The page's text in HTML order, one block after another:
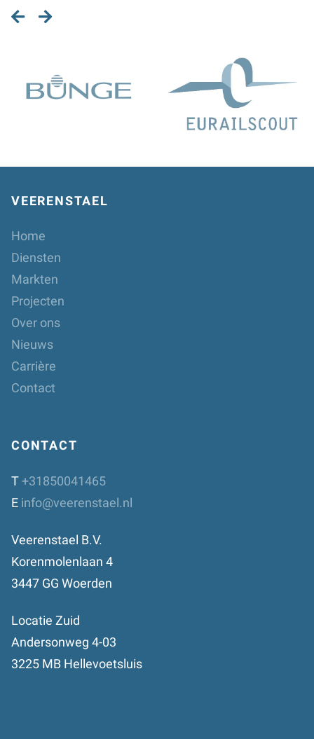
VEERENSTAEL
Home
Diensten
Markten
Projecten
Over ons
Nieuws
Carrière
Contact
CONTACT
T+31850041465
E info@veerenstael.nl
Veerenstael B.V.
Korenmolenlaan 4
3447 GG Woerden
Locatie Zuid
Andersonweg 4-03
3225 MB Hellevoetsluis